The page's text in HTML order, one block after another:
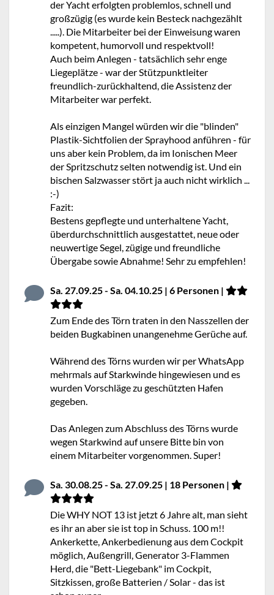
der Yacht erfolgten problemlos, schnell und
großzügig (es wurde kein Besteck nachgezählt
.....). Die Mitarbeiter bei der Einweisung waren
kompetent, humorvoll und respektvoll!
Auch beim Anlegen - tatsächlich sehr enge
Liegeplätze - war der Stützpunktleiter
freundlich-zurückhaltend, die Assistenz der
Mitarbeiter war perfekt.
Als einzigen Mangel würden wir die "blinden"
Plastik-Sichtfolien der Sprayhood anführen - für
uns aber kein Problem, da im Ionischen Meer
der Spritzschutz selten notwendig ist. Und ein
bischen Salzwasser stört ja auch nicht wirklich ...
:-)
Fazit:
Bestens gepflegte und unterhaltene Yacht,
überdurchschnittlich ausgestattet, neue oder
neuwertige Segel, zügige und freundliche
Übergabe sowie Abnahme! Sehr zu empfehlen!
Sa. 27.09.25 - Sa. 04.10.25 | 6 Personen |
Zum Ende des Törn traten in den Nasszellen der
beiden Bugkabinen unangenehme Gerüche auf.
Während des Törns wurden wir per WhatsApp
mehrmals auf Starkwinde hingewiesen und es
wurden Vorschläge zu geschützten Hafen
gegeben.
Das Anlegen zum Abschluss des Törns wurde
wegen Starkwind auf unsere Bitte bin von
einem Mitarbeiter vorgenommen. Super!
Sa. 30.08.25 - Sa. 27.09.25 | 18 Personen |
Die WHY NOT 13 ist jetzt 6 Jahre alt, man sieht
es ihr an aber sie ist top in Schuss. 100 m!!
Ankerkette, Ankerbedienung aus dem Cockpit
möglich, Außengrill, Generator 3-Flammen
Herd, die "Bett-Liegebank" im Cockpit,
Sitzkissen, große Batterien / Solar - das ist